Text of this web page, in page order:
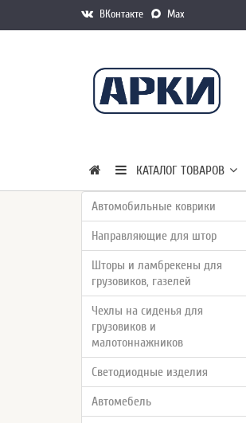
ВКонтакте Max
КАТАЛОГ ТОВАРОВ
Автомобильные коврики
Направляющие для штор
Шторы и ламбрекены для
грузовиков, газелей
Чехлы на сиденья для
грузовиков и
малотоннажников
Светодиодные изделия
Автомебель